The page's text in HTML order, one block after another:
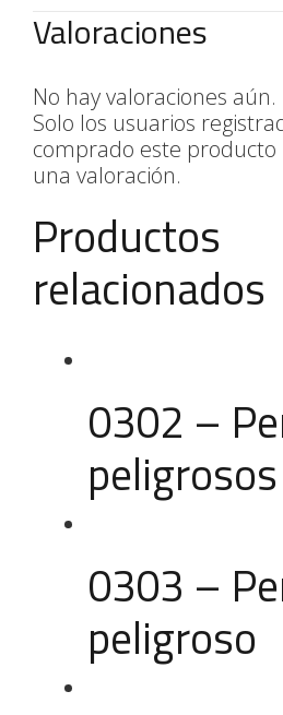
Valoraciones
No hay valoraciones aún.
Solo los usuarios
comprado este
una valoración.
Productos
relacionados
0302 –
peligrosos
0303 –
peligroso